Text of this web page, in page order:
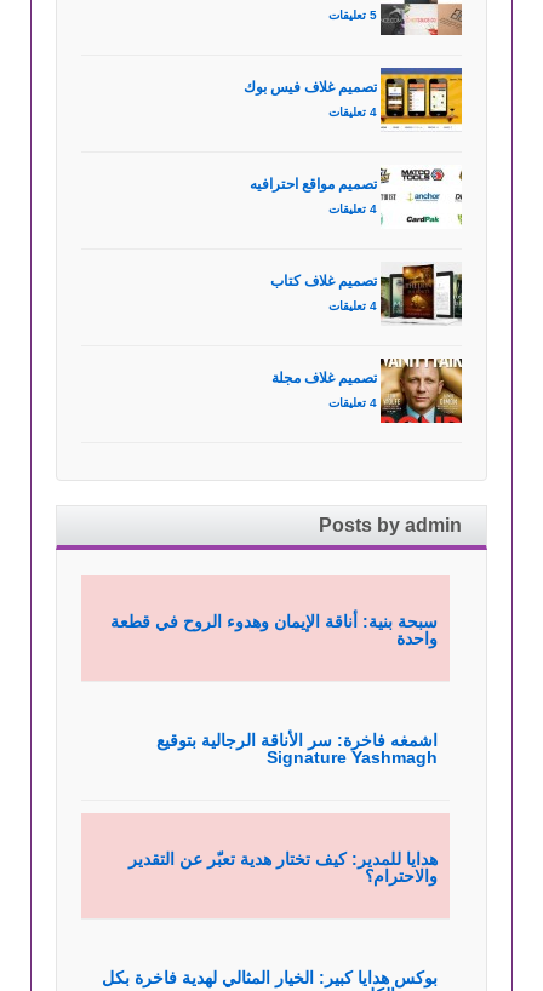
5 تعليقات
تصميم غلاف فيس بوك
4 تعليقات
تصميم مواقع احترافيه
4 تعليقات
تصميم غلاف كتاب
4 تعليقات
تصميم غلاف مجلة
4 تعليقات
Posts by admin
سبحة بنية: أناقة الإيمان وهدوء الروح في قطعة
واحدة
اشمغه فاخرة: سر الأناقة الرجالية بتوقيع
Signature Yashmagh
هدايا للمدير: كيف تختار هدية تعبّر عن التقدير
والاحترام؟
بوكس هدايا كبير: الخيار المثالي لهدية فاخرة بكل